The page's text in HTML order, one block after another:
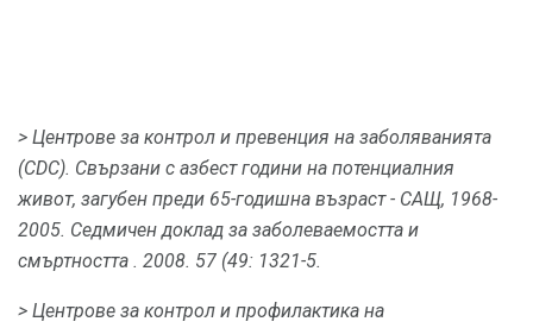
> Центрове за контрол и превенция на заболяванията
(CDC). Свързани с азбест години на потенциалния
живот, загубен преди 65-годишна възраст - САЩ, 1968-
2005. Седмичен доклад за заболеваемостта и
смъртността . 2008. 57 (49: 1321-5.
> Центрове за контрол и профилактика на